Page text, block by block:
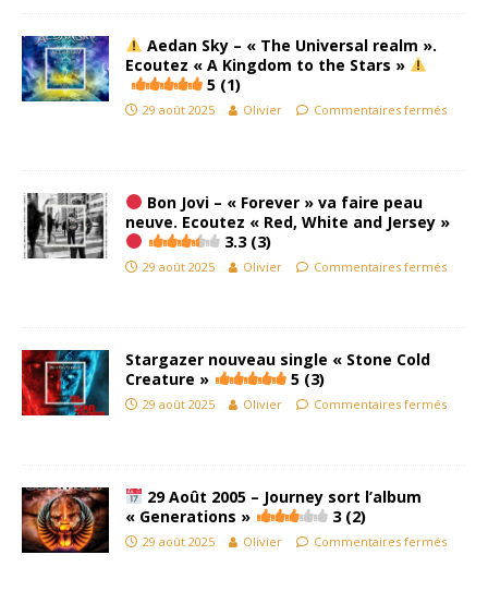
​ Aedan Sky – « The Universal realm ».
Ecoutez « A Kingdom to the Stars » ​
5 (1)
29 août 2025 Olivier Commentaires fermés
Bon Jovi – « Forever » va faire peau
neuve. Ecoutez « Red, White and Jersey »
3.3 (3)
29 août 2025 Olivier Commentaires fermés
Stargazer nouveau single « Stone Cold
Creature »
5 (3)
29 août 2025 Olivier Commentaires fermés
29 Août 2005 – Journey sort l’album
« Generations »
3 (2)
29 août 2025 Olivier Commentaires fermés